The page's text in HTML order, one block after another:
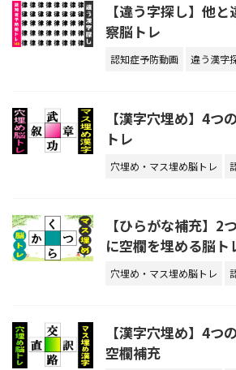
【違う字探し】他
察脳トレ
認知症予防動画 違う漢字
【漢字穴埋め】4つ
トレ
穴埋め・マス埋め脳トレ
【ひらがな補充】2
に空欄を埋める脳ト
穴埋め・マス埋め脳トレ
【漢字穴埋め】4つ
空欄補充